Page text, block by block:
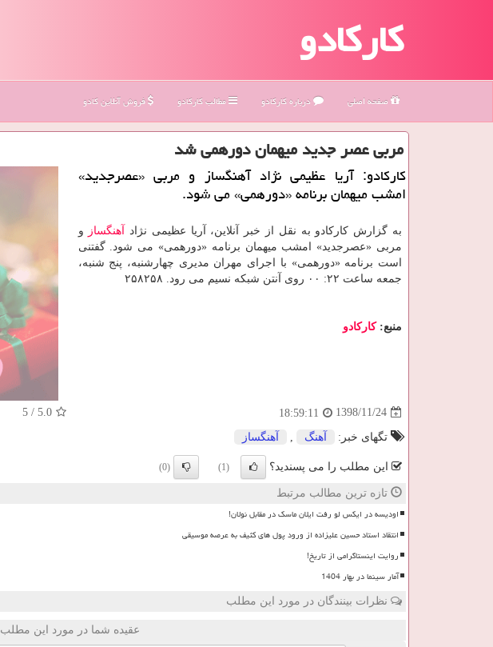
کارکادو
صفحه اصلی درباره كاركادو مطالب كاركادو فروش آنلاین کادو
مربی عصر جدید میهمان دورهمی شد
كاركادو: آریا عظیمی نژاد آهنگساز و مربی «عصرجدید»
امشب میهمان برنامه «دورهمی» می شود.
به گزارش كاركادو به نقل از خبر آنلاین، آریا عظیمی نژاد آهنگساز
و
مربی «عصرجدید» امشب میهمان برنامه «دورهمی» می شود. گفتنی
است برنامه «دورهمی» با اجرای مهران مدیری چهارشنبه، پنج شنبه،
جمعه ساعت ۲۲: ۰۰ روی آنتن شبكه نسیم می رود. ۲۵۸۲۵۸
منبع:كاركادو
1398/11/24
18:59:11
5.0
/
5
تگهای خبر: آهنگ آهنگساز
این مطلب را می پسندید؟ (1)
(0)
تازه ترین مطالب مرتبط
اودیسه در ایکس لو رفت ایلان ماسک در مقابل نولان!
انتقاد استاد حسین علیزاده از ورود پول های کثیف به عرصه موسیقی
روایت اینستاگرامی از تاریخ!
آمار سینما در بهار 1404
نظرات بینندگان در مورد این مطلب
عقیده شما در مورد این مطلب